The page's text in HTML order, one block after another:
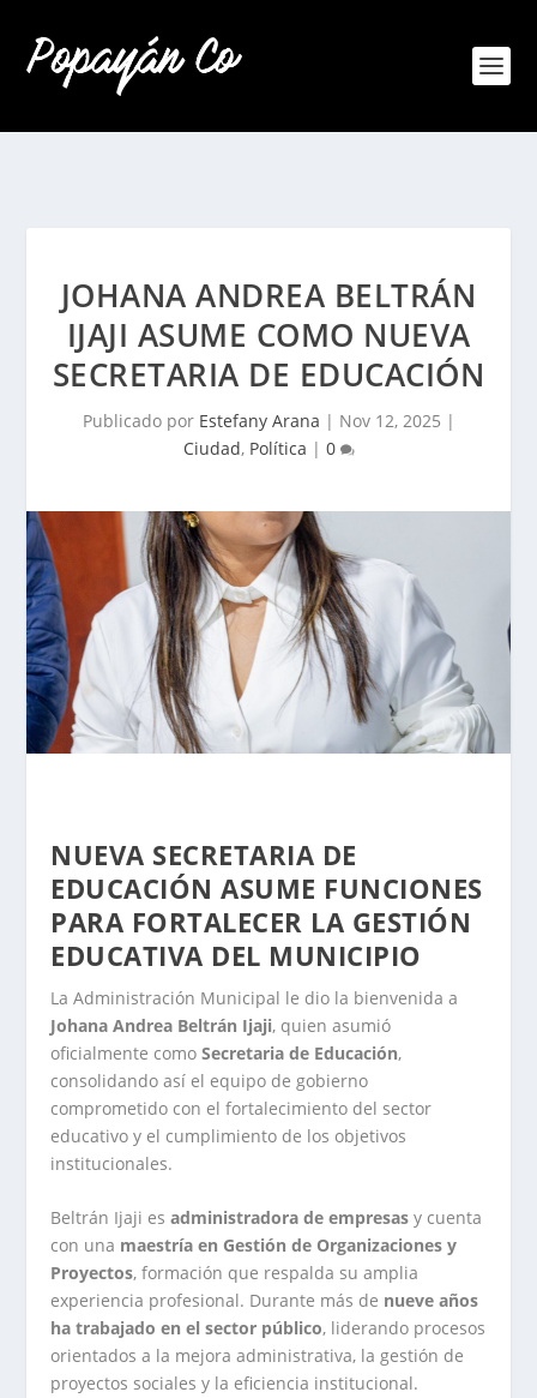
JOHANA ANDREA BELTRÁN
IJAJI ASUME COMO NUEVA
SECRETARIA DE EDUCACIÓN
Publicado por Estefany Arana | Nov 12, 2025 |
Ciudad, Política | 0
NUEVA SECRETARIA DE
EDUCACIÓN ASUME FUNCIONES
PARA FORTALECER LA GESTIÓN
EDUCATIVA DEL MUNICIPIO
La Administración Municipal le dio la bienvenida a
Johana Andrea Beltrán Ijaji, quien asumió
oficialmente comoSecretaria de Educación,
consolidando así el equipo de gobierno
comprometido con el fortalecimiento del sector
educativo y el cumplimiento de los objetivos
institucionales.
Beltrán Ijaji esadministradora de empresas y cuenta
con una maestría en Gestión de Organizaciones y
Proyectos, formación que respalda su amplia
experiencia profesional. Durante más de nueve años
ha trabajado en el sector público, liderando procesos
orientados a la mejora administrativa, la gestión de
proyectos sociales y la eficiencia institucional.